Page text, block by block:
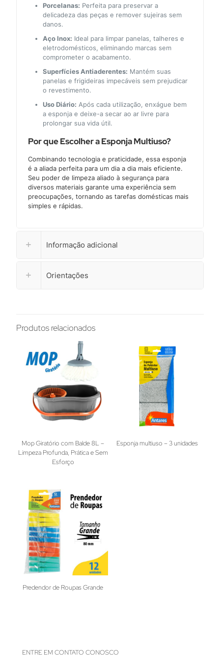
Porcelanas: Perfeita para preservar a
delicadeza das peças e remover sujeiras sem
danos.
Aço Inox: Ideal para limpar panelas, talheres e
eletrodomésticos, eliminando marcas sem
comprometer o acabamento.
Superfícies Antiaderentes: Mantém suas
panelas e frigideiras impecáveis sem prejudicar
o revestimento.
Uso Diário: Após cada utilização, enxágue bem
a esponja e deixe-a secar ao ar livre para
prolongar sua vida útil.
Por que Escolher a Esponja Multiuso?
Combinando tecnologia e praticidade, essa esponja
é a aliada perfeita para um dia a dia mais eficiente.
Seu poder de limpeza aliado à segurança para
diversos materiais garante uma experiência sem
preocupações, tornando as tarefas domésticas mais
simples e rápidas.
Informação adicional
Orientações
Produtos relacionados
Mop Giratório com Balde 8L –
Limpeza Profunda, Prática e Sem
Esforço
Esponja multiuso – 3 unidades
Predendor de Roupas Grande
ENTRE EM CONTATO CONOSCO